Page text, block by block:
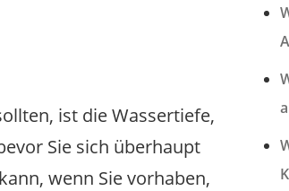
ist die Wassertiefe,
Sie sich überhaupt
wenn Sie vorhaben,